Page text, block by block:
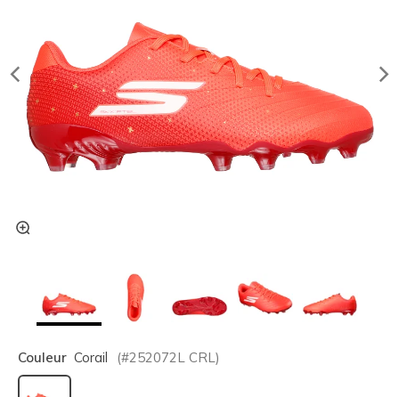
Couleur Corail (#252072L CRL )